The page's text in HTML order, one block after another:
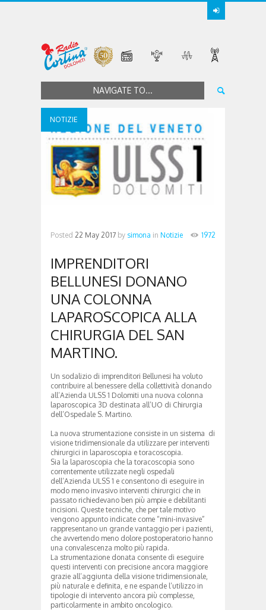
NAVIGATE TO...
NOTIZIE
Posted 22 May 2017 by simona in Notizie 1972
IMPRENDITORI
BELLUNESI DONANO
UNA COLONNA
LAPAROSCOPICA ALLA
CHIRURGIA DEL SAN
MARTINO.
Un sodalizio di imprenditori Bellunesi ha voluto
contribuire al benessere della collettività donando
all’Azienda ULSS 1 Dolomiti una nuova colonna
laparoscopica 3D destinata all’UO di Chirurgia
dell’Ospedale S. Martino.
La nuova strumentazione consiste in un sistema di
visione tridimensionale da utilizzare per interventi
chirurgici in laparoscopia e toracoscopia.
Sia la laparoscopia che la toracoscopia sono
correntemente utilizzate negli ospedali
dell’Azienda ULSS 1 e consentono di eseguire in
modo meno invasivo interventi chirurgici che in
passato richiedevano ben più ampie e debilitanti
incisioni. Queste tecniche, che per tale motivo
vengono appunto indicate come “mini-invasive”
rappresentano un grande vantaggio per i pazienti,
che avvertendo meno dolore postoperatorio hanno
una convalescenza molto più rapida.
La strumentazione donata consente di eseguire
questi interventi con precisione ancora maggiore
grazie all’aggiunta della visione tridimensionale,
più naturale e definita, e ne espande l’utilizzo in
tipologie di intervento ancora più complesse,
particolarmente in ambito oncologico.